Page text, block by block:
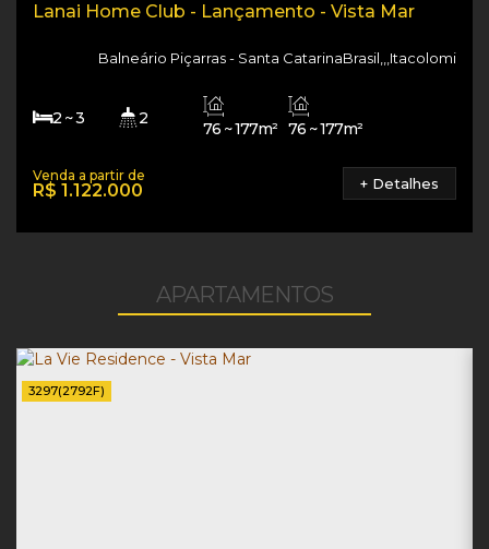
Lanai Home Club - Lançamento - Vista Mar
R$ 1.122.000
Itacolomi
,
Balneário Piçarras ,
Santa Catarina ,
Brasil
2 ~ 3 2
76 ~ 177m² 76 ~ 177m²
76 ~ 177m²
+ Detalhes
APARTAMENTOS
3297(2792F)